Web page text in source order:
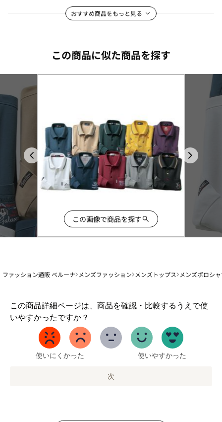
おすすめ商品をもっと見る
この商品に似た商品を探す
この画像で商品を探す
ファッション通販 ベルーナ メンズファッション メンズトップス メンズポロシ
この商品詳細ページは、商品を確認・比較するうえで使
いやすかったですか？
1
か
使いにくかった 使いやすかった
次